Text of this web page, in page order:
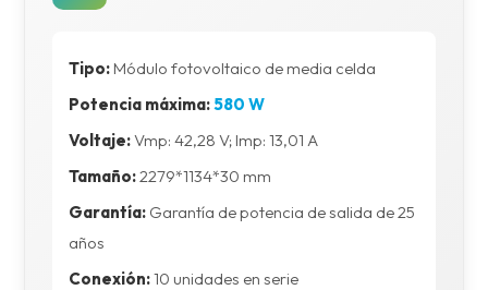
Tipo: Módulo fotovoltaico de media celda
Potencia máxima:580 W
Voltaje:Vmp: 42,28 V; Imp: 13,01 A
Tamaño:2279*1134*30 mm
Garantía: Garantía de potencia de salida de 25
años
Conexión:10 unidades en serie